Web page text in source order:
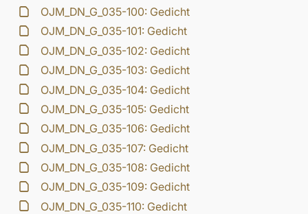
OJM_DN_G_035-100: Gedicht
OJM_DN_G_035-101: Gedicht
OJM_DN_G_035-102: Gedicht
OJM_DN_G_035-103: Gedicht
OJM_DN_G_035-104: Gedicht
OJM_DN_G_035-105: Gedicht
OJM_DN_G_035-106: Gedicht
OJM_DN_G_035-107: Gedicht
OJM_DN_G_035-108: Gedicht
OJM_DN_G_035-109: Gedicht
OJM_DN_G_035-110: Gedicht